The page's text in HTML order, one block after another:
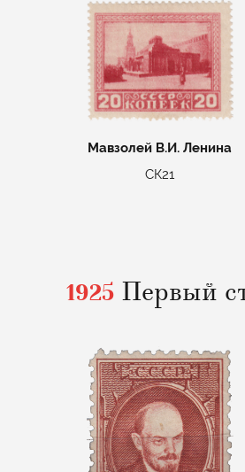
Мавзолей В.И. Ленина
СК21
1925 Первый